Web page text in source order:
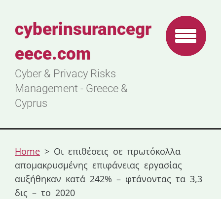
cyberinsurancegr
eece.com
Cyber & Privacy Risks
Management - Greece &
Cyprus
Home > Οι επιθέσεις σε πρωτόκολλα
απομακρυσμένης επιφάνειας εργασίας
αυξήθηκαν κατά 242% – φτάνοντας τα 3,3
δις – το 2020